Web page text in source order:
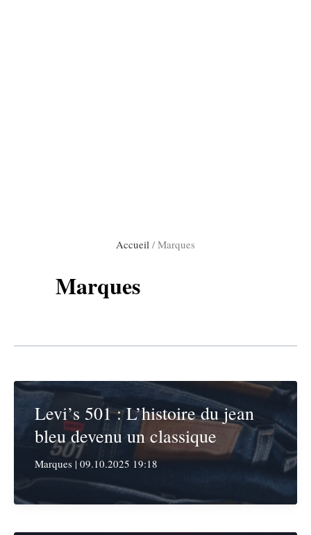
Accueil / Marques
Marques
Levi’s 501 : L’histoire du jean
bleu devenu un classique
Marques | 09.10.2025 19:18